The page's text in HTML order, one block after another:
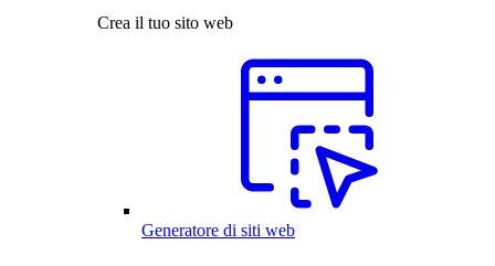
Crea il tuo sito web
Generatore di siti web